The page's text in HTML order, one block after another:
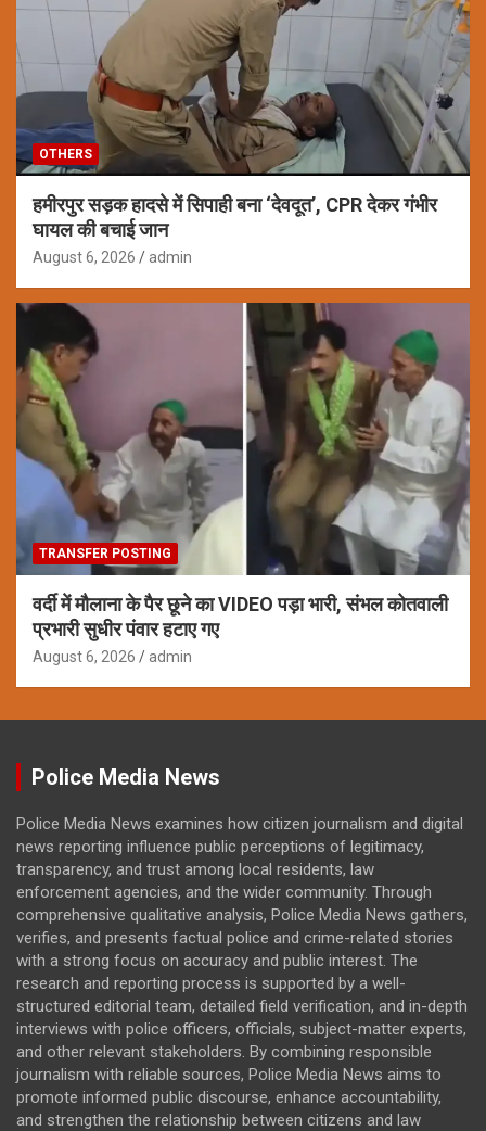
OTHERS
हमीरपुर सड़क हादसे में सिपाही बना ‘देवदूत’, CPR देकर गंभीर
घायल की बचाई जान
August 6, 2026 admin
TRANSFER POSTING
वर्दी में मौलाना के पैर छूने का VIDEO पड़ा भारी, संभल कोतवाली
प्रभारी सुधीर पंवार हटाए गए
August 6, 2026 admin
Police Media News
Police Media News examines how citizen journalism and digital
news reporting influence public perceptions of legitimacy,
transparency, and trust among local residents, law
enforcement agencies, and the wider community. Through
comprehensive qualitative analysis, Police Media News gathers,
verifies, and presents factual police and crime-related stories
with a strong focus on accuracy and public interest. The
research and reporting process is supported by a well-
structured editorial team, detailed field verification, and in-depth
interviews with police officers, officials, subject-matter experts,
and other relevant stakeholders. By combining responsible
journalism with reliable sources, Police Media News aims to
promote informed public discourse, enhance accountability,
and strengthen the relationship between citizens and law